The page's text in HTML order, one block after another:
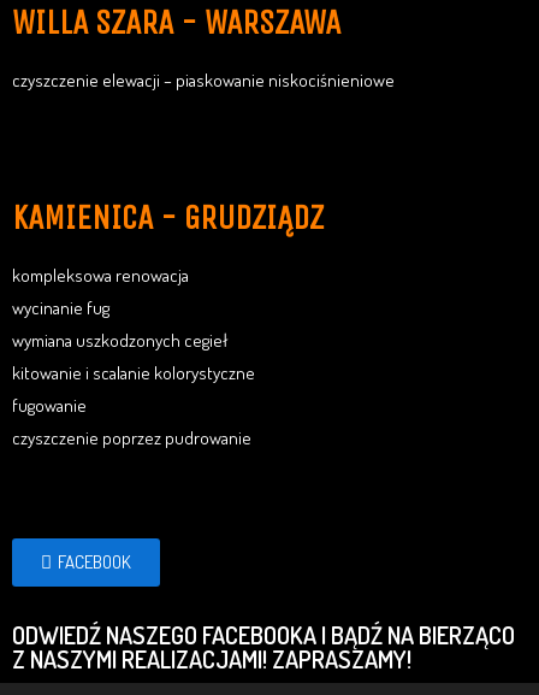
WILLA SZARA - WARSZAWA
czyszczenie elewacji – piaskowanie niskociśnieniowe
KAMIENICA - GRUDZIĄDZ
kompleksowa renowacja
wycinanie fug
wymiana uszkodzonych cegieł
kitowanie i scalanie kolorystyczne
fugowanie
czyszczenie poprzez pudrowanie
FACEBOOK
ODWIEDŹ NASZEGO FACEBOOKA I BĄDŹ NA BIERZĄCO
Z NASZYMI REALIZACJAMI! ZAPRASZAMY!